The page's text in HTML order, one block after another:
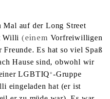
Mal auf der Long Street
Willi (einem Vorfreiwilligen
Es hat so viel Spaß
Hause sind, obwohl wir
LGBTIQ+-Gruppe
eingeladen hat (er ist